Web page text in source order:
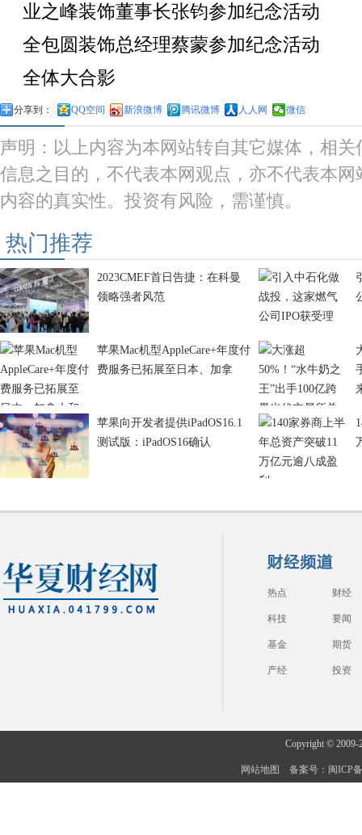
业之峰装饰董事长张钧参加纪念活动
全包圆装饰总经理蔡蒙参加纪念活动
全体大合影
分享到： QQ空间 新浪微博 腾讯微博 人人网 微信
声明：以上内容为本网站转自其它媒体，相
信息之目的，不代表本网观点，亦不代表本
内容的真实性。投资有风险，需谨慎。
热门推荐
2023CMEF首日告捷：在科曼
领略强者风范
苹果Mac机型AppleCare+年度付
费服务已拓展至日本、加拿
苹果向开发者提供iPadOS16.1
测试版：iPadOS16确认
热点 财经
科技 要闻
基金 期货
产经 投资
Copyright © 2009-
网站地图 备案号：闽ICP